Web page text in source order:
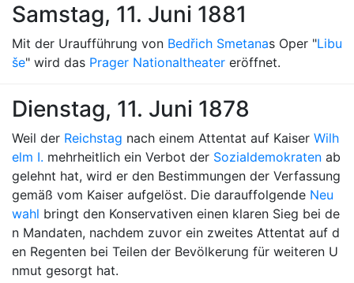
Samstag, 11. Juni 1881
Mit der Uraufführung von Bedřich Smetanas Oper "Libu
še" wird das Prager Nationaltheater eröffnet.
Dienstag, 11. Juni 1878
Weil der Reichstag nach einem Attentat auf Kaiser Wilh
elm I. mehrheitlich ein Verbot der Sozialdemokraten ab
gelehnt hat, wird er den Bestimmungen der Verfassung
gemäß vom Kaiser aufgelöst. Die darauffolgende Neu
wahl bringt den Konservativen einen klaren Sieg bei de
n Mandaten, nachdem zuvor ein zweites Attentat auf d
en Regenten bei Teilen der Bevölkerung für weiteren U
nmut gesorgt hat.